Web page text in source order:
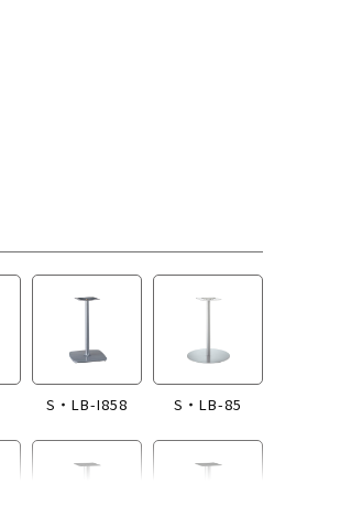
S・LB-I858 S・LB-85